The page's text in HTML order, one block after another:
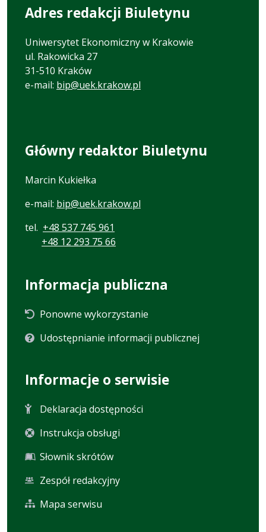
Adres redakcji Biuletynu
Uniwersytet Ekonomiczny w Krakowie
ul. Rakowicka 27
31-510 Kraków
e-mail: bip@uek.krakow.pl
Główny redaktor Biuletynu
Marcin Kukiełka
e-mail: bip@uek.krakow.pl
tel. +48 537 745 961
+48 12 293 75 66
Informacja publiczna
Ponowne wykorzystanie
Udostępnianie informacji publicznej
Informacje o serwisie
Deklaracja dostępności
Instrukcja obsługi
Słownik skrótów
Zespół redakcyjny
Mapa serwisu